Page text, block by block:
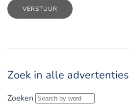
VERSTUUR
Zoek in alle advertenties
Zoeken